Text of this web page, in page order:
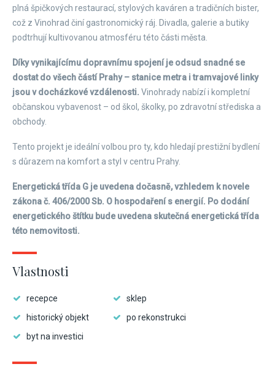
plná špičkových restaurací, stylových kaváren a tradičních bister,
což z Vinohrad činí gastronomický ráj. Divadla, galerie a butiky
podtrhují kultivovanou atmosféru této části města.
Díky vynikajícímu dopravnímu spojení je odsud snadné se
dostat do všech částí Prahy – stanice metra i tramvajové linky
jsou v docházkové vzdálenosti. Vinohrady nabízí i kompletní
občanskou vybavenost – od škol, školky, po zdravotní střediska a
obchody.
Tento projekt je ideální volbou pro ty, kdo hledají prestižní bydlení
s důrazem na komfort a styl v centru Prahy.
Energetická třída G je uvedena dočasně, vzhledem k novele
zákona č. 406/2000 Sb. O hospodaření s energií. Po dodání
energetického štítku bude uvedena skutečná energetická třída
této nemovitosti.
Vlastnosti
recepce
sklep
historický objekt
po rekonstrukci
byt na investici